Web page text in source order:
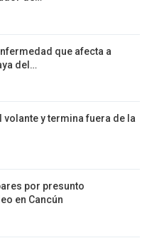
que afecta a
del…
volante y termina fuera de la
por presunto
en Cancún